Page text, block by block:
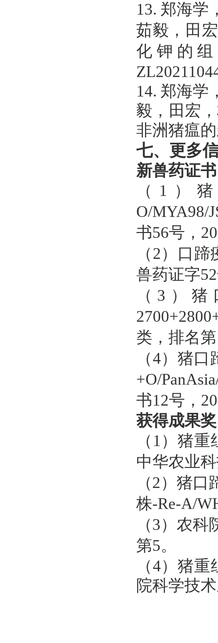
13. 郑海学
茹毅，田
化钾的
14. 郑海学
毅，田宏
非洲猪瘟
七、更多
新兽药证书
（ 1
）
O/MYA98/
书56号，
（2）口蹄
兽药证字52
（ 3 ）
类，排名第
（4）猪口
+O/
书12号，
获得成果奖
（ 1 ）猪重
中华农业
（2）猪口
株-Re-A/
（3）农科
第5。
（4）猪重
院科学技